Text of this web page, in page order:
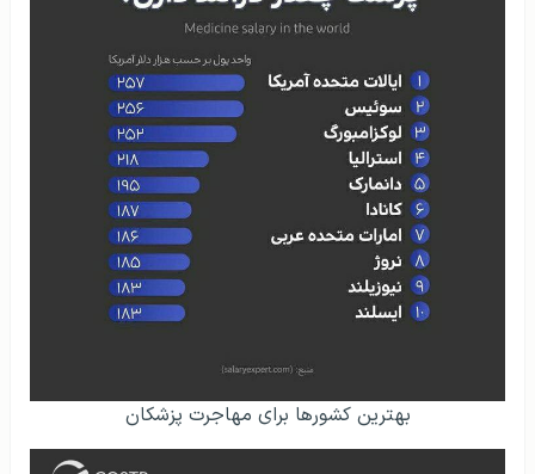
بهترین کشورها برای مهاجرت پزشکان